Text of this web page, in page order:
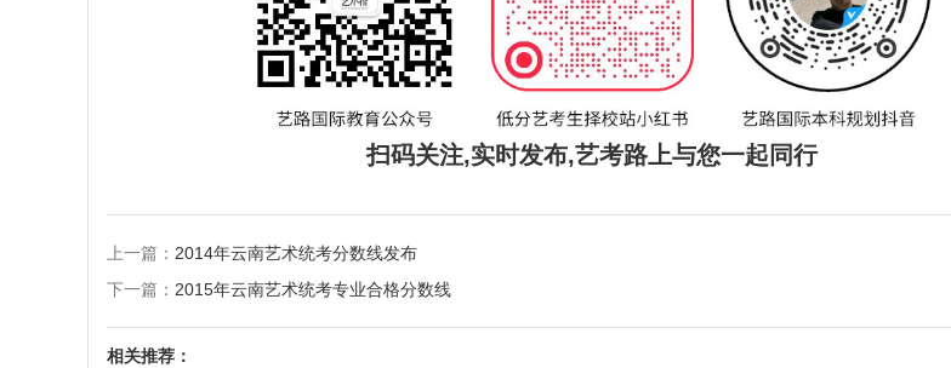
扫码关注,实时发布,艺考路上与您一起同行
上一篇： 2014年云南艺术统考分数线发布
下一篇： 2015年云南艺术统考专业合格分数线
相关推荐：